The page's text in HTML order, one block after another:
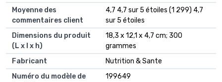
Moyenne des
commentaires client
4,7 4,7 sur 5 étoiles (1 299) 4,7
sur 5 étoiles
Dimensions du produit
(L x l x h)
18,3 x 12,1 x 4,7 cm; 300
grammes
Fabricant
Nutrition & Sante
Numéro du modèle de
199649